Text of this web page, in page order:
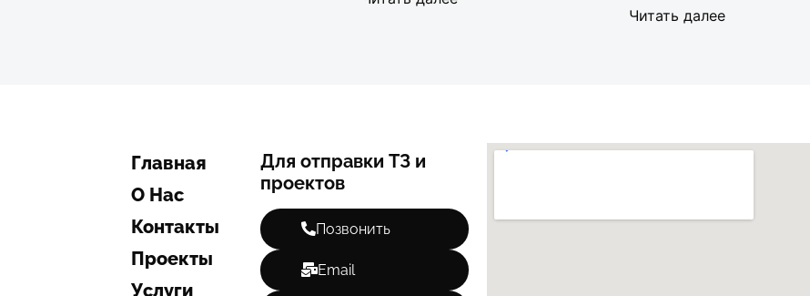
Читать далее
Главная
О Нас
Контакты
Проекты
Услуги
Для отправки ТЗ и
проектов
Позвонить
Email